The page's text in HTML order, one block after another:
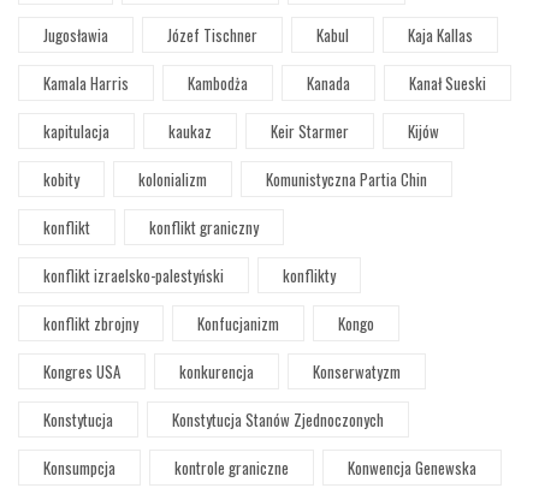
Jugosławia
Józef Tischner Kabul
Kaja Kallas
Kamala Harris
Kambodża Kanada
Kanał Sueski
kapitulacja
kaukaz Keir Starmer
Kijów
kobity
kolonializm
Komunistyczna Partia Chin
konflikt
konflikt graniczny
konflikt izraelsko-palestyński
konflikty
konflikt zbrojny
Konfucjanizm
Kongo
Kongres USA
konkurencja
Konserwatyzm
Konstytucja
Konstytucja Stanów Zjednoczonych
Konsumpcja
kontrole graniczne
Konwencja Genewska